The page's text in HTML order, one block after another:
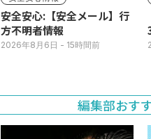
安全安心:【安全メール】行
方不明者情報
2026年8月6日 - 15時間前
編集部おす